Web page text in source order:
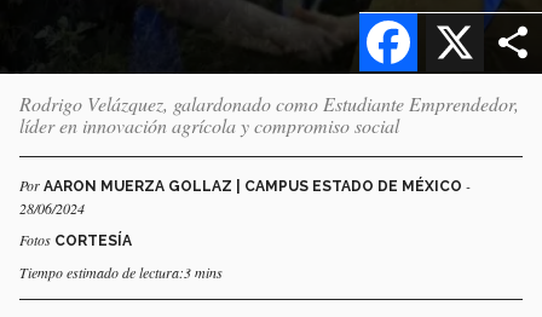
X
Facebook
Rodrigo Velázquez, galardonado como Estudiante Emprendedor,
líder en innovación agrícola y compromiso social
Por AARON MUERZA GOLLAZ | CAMPUS ESTADO DE MÉXICO -
28/06/2024
Fotos CORTESÍA
Tiempo estimado de lectura:3 mins